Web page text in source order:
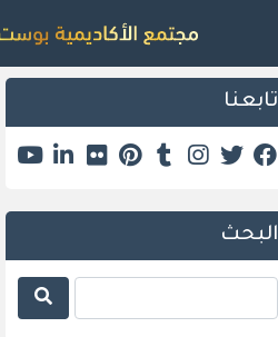
تابعنا
البحث